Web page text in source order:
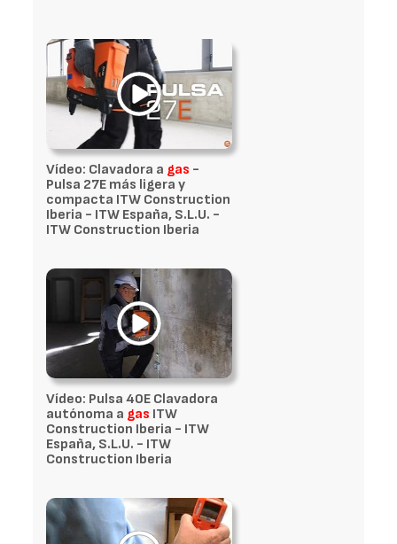
Vídeo: Clavadora a gas -
Pulsa 27E más ligera y
compacta ITW Construction
Iberia - ITW España, S.L.U. -
ITW Construction Iberia
Vídeo: Pulsa 40E Clavadora
autónoma a gas ITW
Construction Iberia - ITW
España, S.L.U. - ITW
Construction Iberia